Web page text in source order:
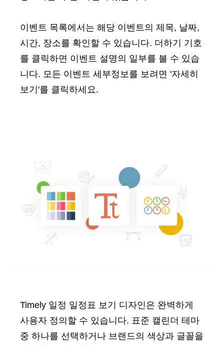
이벤트 목록에서는 해당 이벤트의 제목, 날짜,
시간, 장소를 확인할 수 있습니다. 더하기 기호
를 클릭하면 이벤트 설명의 일부를 볼 수 있습
니다. 모든 이벤트 세부정보를 보려면 '자세히
보기'를 클릭하세요.
Timely 일정 일정표 보기 디자인은 완벽하게
사용자 정의할 수 있습니다. 표준 캘린더 테마
중 하나를 선택하거나 브랜드의 색상과 글꼴을